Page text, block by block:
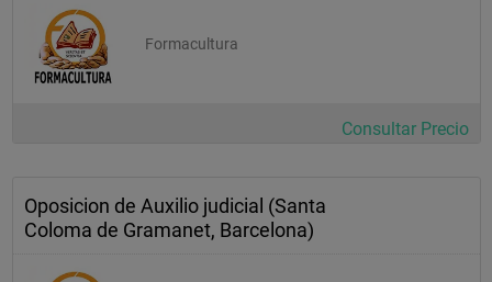
Formacultura
Consultar Precio
Oposicion de Auxilio judicial (Santa
Coloma de Gramanet, Barcelona)